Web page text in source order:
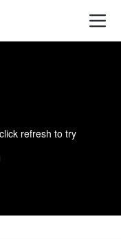
refresh to try
视频